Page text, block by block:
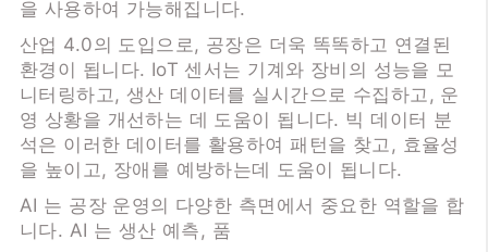
을 사용하여 가능해집니다.
산업 4.0의 도입으로, 공장은 더욱 똑똑하고 연결된
환경이 됩니다. IoT 센서는 기계와 장비의 성능을 모
니터링하고, 생산 데이터를 실시간으로 수집하고, 운
영 상황을 개선하는 데 도움이 됩니다. 빅 데이터 분
석은 이러한 데이터를 활용하여 패턴을 찾고, 효율성
을 높이고, 장애를 예방하는데 도움이 됩니다.
AI 는 공장 운영의 다양한 측면에서 중요한 역할을 합
니다. AI 는 생산 예측, 품